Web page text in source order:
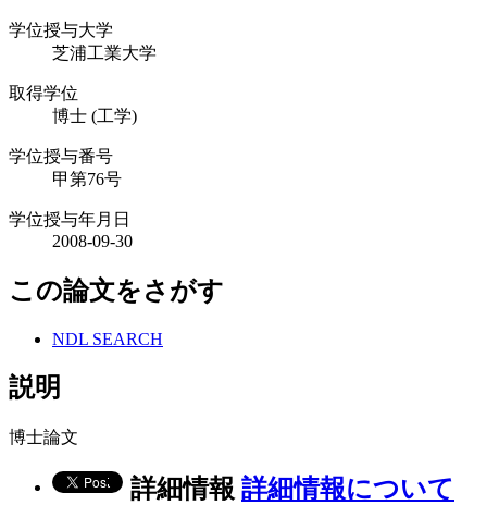
学位授与大学
芝浦工業大学
取得学位
博士 (工学)
学位授与番号
甲第76号
学位授与年月日
2008-09-30
この論文をさがす
NDL SEARCH
説明
博士論文
詳細情報 詳細情報について